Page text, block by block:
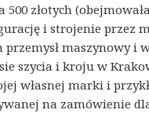
500 złotych
i strojenie przez
przemysł maszynowy i
szycia i kroju w
własnej marki i
na zamówienie